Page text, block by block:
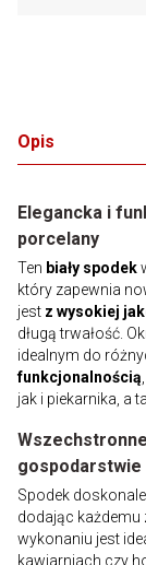
Opis
Elegancka i
porcelany
Ten biały spodek
który zapewnia
jest z wysokiej
długą trwałość.
idealnym do
funkcjonalnością
jak i piekarnika, a
gospodarstwie
Spodek
dodając każdemu
wykonaniu jest
kawiarniach czy